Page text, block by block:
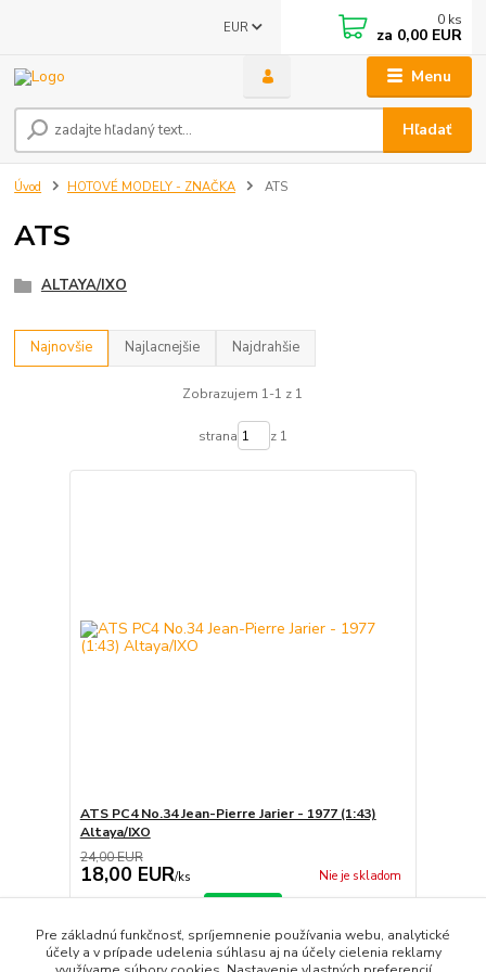
Menu
EUR
Hľadať
0 ks
za 0,00 EUR
Úvod HOTOVÉ MODELY - ZNAČKA ATS
ATS
ALTAYA/IXO
Najnovšie Najlacnejšie Najdrahšie
Zobrazujem 1-1 z 1
strana z 1
ATS PC4 No.34 Jean-Pierre Jarier - 1977 (1:43)
Altaya/IXO
24,00 EUR
18,00 EUR/ks Nie je skladom
Pre základnú funkčnosť, spríjemnenie používania webu, analytické
účely a v prípade udelenia súhlasu aj na účely cielenia reklamy